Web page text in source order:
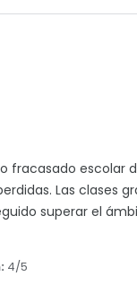
escolar
Las clases
superar el
4/5